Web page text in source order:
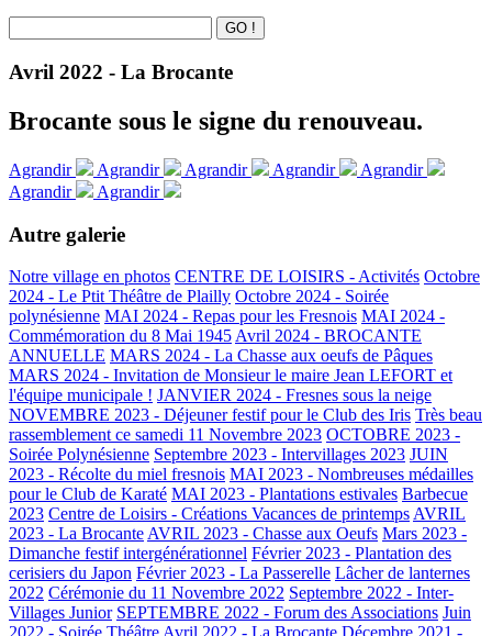
Avril 2022 - La Brocante
Brocante sous le signe du renouveau.
Agrandir Agrandir Agrandir Agrandir
Agrandir
Agrandir
Agrandir
Autre galerie
Notre village en photos CENTRE DE LOISIRS - Activités Octobre
2024 - Le Ptit Théâtre de Plailly Octobre 2024 - Soirée
polynésienne MAI 2024 - Repas pour les Fresnois MAI 2024 -
Commémoration du 8 Mai 1945Avril 2024 - BROCANTE
ANNUELLE MARS 2024 - La Chasse aux oeufs de Pâques
MARS 2024 - Invitation de Monsieur le maire Jean LEFORT et
l'équipe municipale ! JANVIER 2024 - Fresnes sous la neige
NOVEMBRE 2023 - Déjeuner festif pour le Club des Iris Très beau
rassemblement ce samedi 11 Novembre 2023 OCTOBRE 2023 -
Soirée Polynésienne Septembre 2023 - Intervillages 2023 JUIN
2023 - Récolte du miel fresnois MAI 2023 - Nombreuses médailles
pour le Club de Karaté MAI 2023 - Plantations estivales Barbecue
2023 Centre de Loisirs - Créations Vacances de printempsAVRIL
2023 - La BrocanteAVRIL 2023 - Chasse aux Oeufs Mars 2023 -
Dimanche festif intergénérationnel Février 2023 - Plantation des
cerisiers du Japon Février 2023 - La Passerelle Lâcher de lanternes
2022 Cérémonie du 11 Novembre 2022 Septembre 2022 - Inter-
Villages Junior SEPTEMBRE 2022 - Forum des Associations Juin